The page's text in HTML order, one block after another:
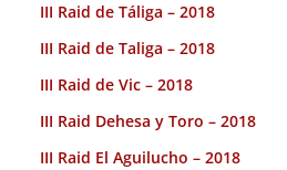
III Raid de Táliga – 2018
III Raid de Taliga – 2018
III Raid de Vic – 2018
III Raid Dehesa y Toro – 2018
III Raid El Aguilucho – 2018